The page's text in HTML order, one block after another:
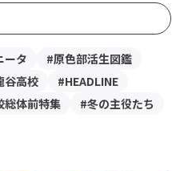
ータ
#原色部活生図鑑
谷高校
#HEADLINE
総体前特集
#冬の主役たち